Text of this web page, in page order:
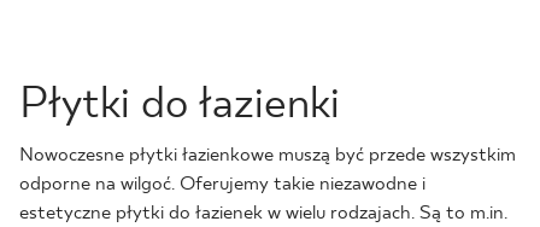
Płytki do łazienki
Nowoczesne płytki łazienkowe muszą być przede wszystkim
odporne na wilgoć. Oferujemy takie niezawodne i
estetyczne płytki do łazienek w wielu rodzajach. Są to m.in.